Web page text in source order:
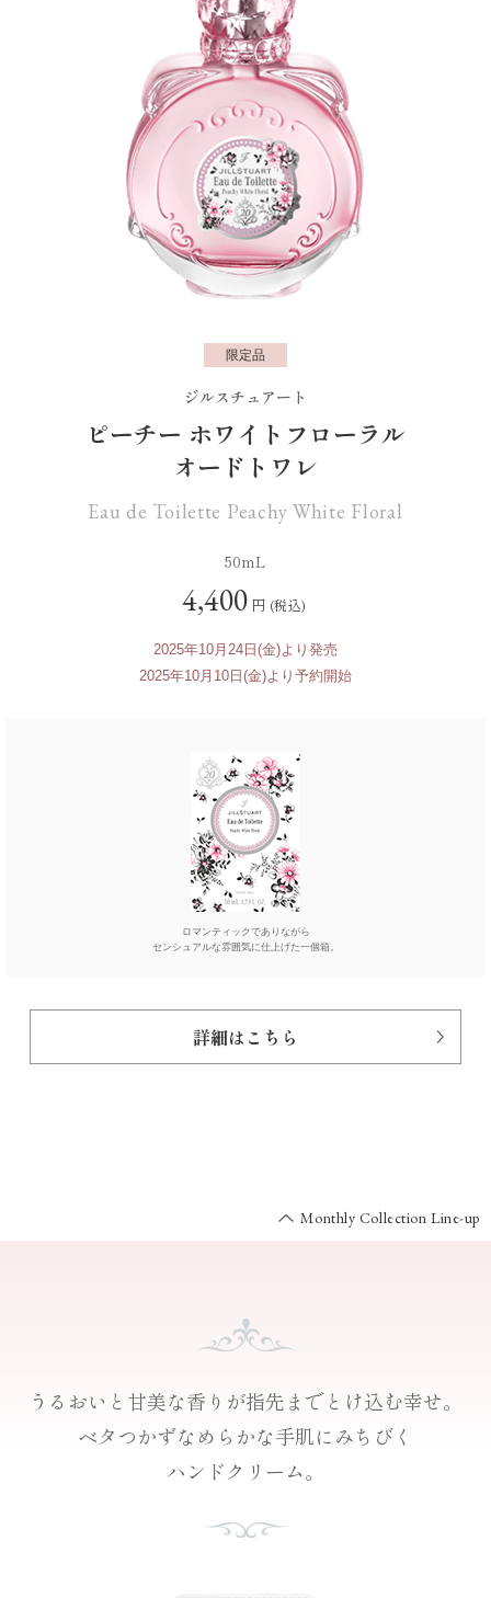
限定品
ジルスチュアート
ピーチー ホワイトフローラル
オードトワレ
Eau de Toilette Peachy White Floral
50mL
4,400 円 (税込)
2025年10月24日(金)より発売
2025年10月10日(金)より予約開始
ロマンティックでありながら
センシュアルな雰囲気に仕上げた一個箱。
詳細はこちら
Monthly Collection Line-up
うるおいと甘美な香りが指先までとけ込む幸せ。
ベタつかずなめらかな手肌にみちびく
ハンドクリーム。